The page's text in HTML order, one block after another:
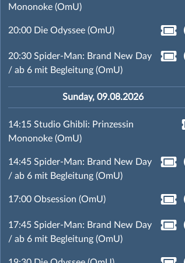
Mononoke (OmU)
20:00 Die Odyssee (OmU)
20:30 Spider-Man: Brand New Day
/ ab 6 mit Begleitung (OmU)
Sunday, 09.08.2026
14:15 Studio Ghibli: Prinzessin
Mononoke (OmU)
14:45 Spider-Man: Brand New Day
/ ab 6 mit Begleitung (OmU)
17:00 Obsession (OmU)
17:45 Spider-Man: Brand New Day
/ ab 6 mit Begleitung (OmU)